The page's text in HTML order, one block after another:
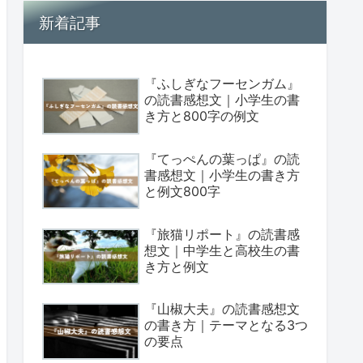
新着記事
『ふしぎなフーセンガム』
の読書感想文｜小学生の書
き方と800字の例文
『てっぺんの葉っぱ』の読
書感想文｜小学生の書き方
と例文800字
『旅猫リポート』の読書感
想文｜中学生と高校生の書
き方と例文
『山椒大夫』の読書感想文
の書き方｜テーマとなる3つ
の要点